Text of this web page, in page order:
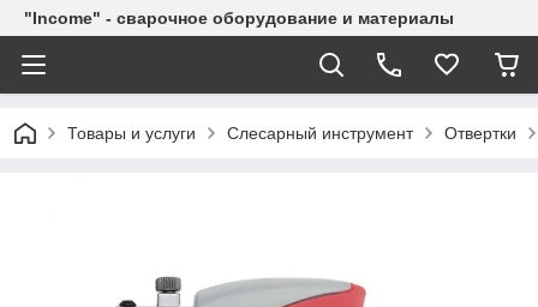
"Income" - сварочное оборудование и материалы
Товары и услуги Слесарный инструмент Отвертки